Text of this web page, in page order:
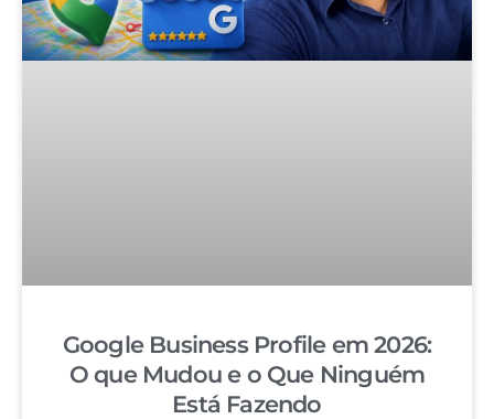
Google Business Profile em 2026:
O que Mudou e o Que Ninguém
Está Fazendo